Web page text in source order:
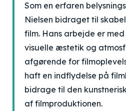
Som en erfaren
Nielsen bidraget til
film. Hans arbejde er
visuelle æstetik og
afgørende for
haft en indflydelse på
bidrage til den
af filmproduktionen.